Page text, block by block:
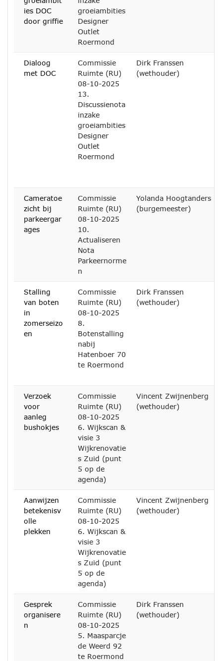
ies DOC
door griffie
groeiambities
Designer
Outlet
Roermond
Dialoog
met DOC
Commissie
Ruimte (RU)
08-10-2025
13.
Discussienota
inzake
groeiambities
Designer
Outlet
Roermond
Dirk Franssen
(wethouder)
Cameratoe
zicht bij
parkeergar
ages
Commissie
Ruimte (RU)
08-10-2025
10.
Actualiseren
Nota
Parkeernorme
n
Yolanda Hoogtanders
(burgemeester)
Stalling
van boten
in
zomerseizo
en
Commissie
Ruimte (RU)
08-10-2025
8.
Botenstalling
nabij
Hatenboer 70
te Roermond
Dirk Franssen
(wethouder)
Verzoek
voor
aanleg
bushokjes
Commissie
Ruimte (RU)
08-10-2025
6. Wijkscan &
visie 3
Wijkrenovatie
s Zuid (punt
5 op de
agenda)
Vincent Zwijnenberg
(wethouder)
Aanwijzen
betekenisv
olle
plekken
Commissie
Ruimte (RU)
08-10-2025
6. Wijkscan &
visie 3
Wijkrenovatie
s Zuid (punt
5 op de
agenda)
Vincent Zwijnenberg
(wethouder)
Gesprek
organisere
n
Commissie
Ruimte (RU)
08-10-2025
5. Maasparcje
de Weerd 92
te Roermond
Dirk Franssen
(wethouder)